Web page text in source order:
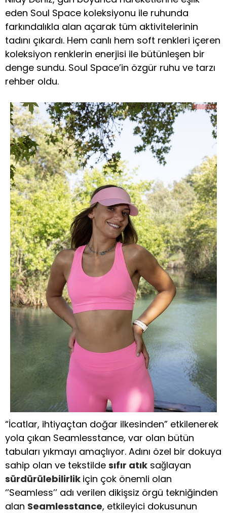
eden Soul Space koleksiyonu ile ruhunda
farkındalıkla alan açarak tüm aktivitelerinin
tadını çıkardı. Hem canlı hem soft renkleri içeren
koleksiyon renklerin enerjisi ile bütünleşen bir
denge sundu. Soul Space’in özgür ruhu ve tarzı
rehber oldu.
“İcatlar, ihtiyaçtan doğar ilkesinden” etkilenerek
yola çıkan Seamlesstance, var olan bütün
tabuları yıkmayı amaçlıyor. Adını özel bir dokuya
sahip olan ve tekstilde sıfır atık sağlayan
sürdürülebilirlik için çok önemli olan
‘’Seamless’’ adı verilen dikişsiz örgü tekniğinden
alan Seamlesstance, etkileyici dokusunun